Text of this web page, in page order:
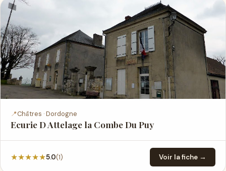
📍Châtres · Dordogne
Ecurie D Attelage la Combe Du Puy
★★★★★5.0(1) Voir la fiche →